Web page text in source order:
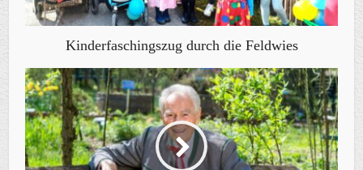
Kinderfaschingszug durch die Feldwies